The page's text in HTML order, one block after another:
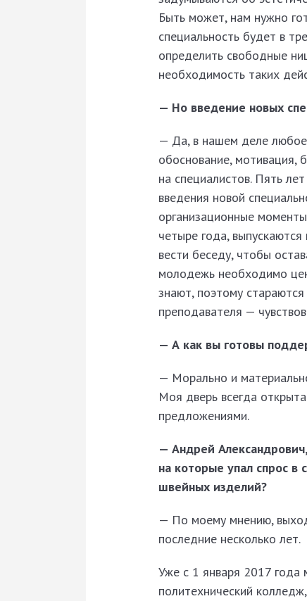
Быть может, нам нужно
специальность будет в
определить свободные
необходимость таких
— Но введение новых
— Да, в нашем деле любое
обоснование, мотивация,
на специалистов. Пять
введения новой
организационные
четыре года,
вести беседу, чтобы
молодежь необходимо
знают, поэтому
преподавателя —
— А как вы готовы
— Морально и
Моя дверь всегда
предложениями.
— Андрей
на которые упал спрос в
швейных изделий?
— По моему мнению,
последние несколько лет.
Уже с 1 января 2017 года
политехнический